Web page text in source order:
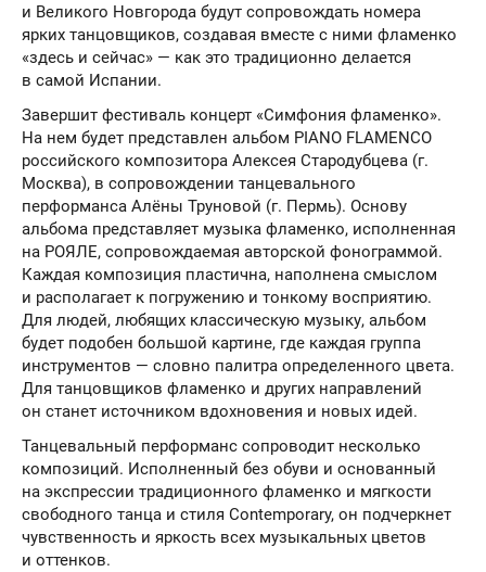
и Великого Новгорода будут сопровождать номера
ярких танцовщиков, создавая вместе с ними фламенко
«здесь и сейчас» — как это традиционно делается
в самой Испании.
Завершит фестиваль концерт «Симфония фламенко».
На нем будет представлен альбом PIANO FLAMENCO
российского композитора Алексея Стародубцева (г.
Москва), в сопровождении танцевального
перформанса Алёны Труновой (г. Пермь). Основу
альбома представляет музыка фламенко, исполненная
на РОЯЛЕ, сопровождаемая авторской фонограммой.
Каждая композиция пластична, наполнена смыслом
и располагает к погружению и тонкому восприятию.
Для людей, любящих классическую музыку, альбом
будет подобен большой картине, где каждая группа
инструментов — словно палитра определенного цвета.
Для танцовщиков фламенко и других направлений
он станет источником вдохновения и новых идей.
Танцевальный перформанс сопроводит несколько
композиций. Исполненный без обуви и основанный
на экспрессии традиционного фламенко и мягкости
свободного танца и стиля Contemporary, он подчеркнет
чувственность и яркость всех музыкальных цветов
и оттенков.